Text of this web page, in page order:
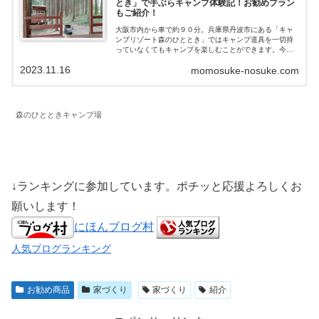
とき」で手ぶらキャンプ体験記！お勧めプラン
もご紹介！
大阪市内から車で約９０分。兵庫県丹波市にある「キャ
ンプリゾート森のひととき」ではキャンプ道具を一切持
っていなくてもキャンプを楽しむことができます。今回
をご紹介いたします。キャンプを更に楽しむ...
momosuke-nosuke.com
2023.11.16
森のひとときキャンプ場
↓ランキングに参加しています。ポチッと応援よろしくお
願いします！
にほんブログ村
人気ブログランキング
お勧め商品 家づくり 家づくり 紹介